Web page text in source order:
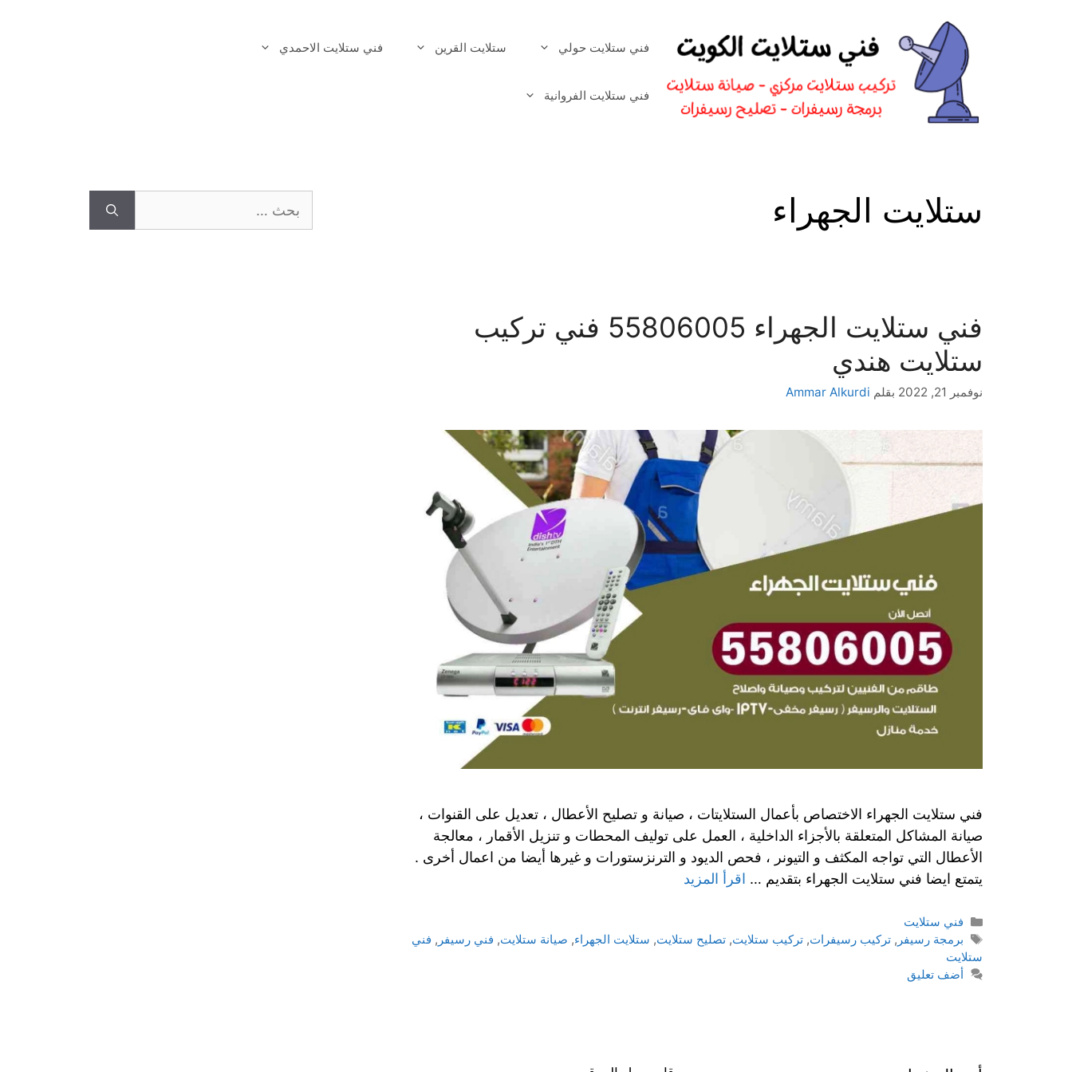
فني ستلايت حولي ستلايت القرين فني ستلايت الاحمدي
فني ستلايت الفروانية
ستلايت الجهراء
فني ستلايت الجهراء 55806005 فني تركيب
ستلايت هندي
نوفمبر 21, 2022 بقلم Ammar Alkurdi
فني ستلايت الجهراء الاختصاص بأعمال الستلايتات ، صيانة و تصليح الأعطال ، تعديل على القنوات ،
صيانة المشاكل المتعلقة بالأجزاء الداخلية ، العمل على توليف المحطات و تنزيل الأقمار ، معالجة
الأعطال التي تواجه المكثف و التيونر ، فحص الديود و الترنزستورات و غيرها أيضا من اعمال أخرى .
يتمتع ايضا فني ستلايت الجهراء بتقديم … اقرأ المزيد
التصنيفات
فني ستلايت
الوسوم
برمجة رسيفر ,تركيب رسيفرات,تركيب ستلايت,تصليح ستلايت, ستلايت الجهراء, صيانة ستلايت, فني رسيفر , فني
ستلايت
أضف تعليق
عن: